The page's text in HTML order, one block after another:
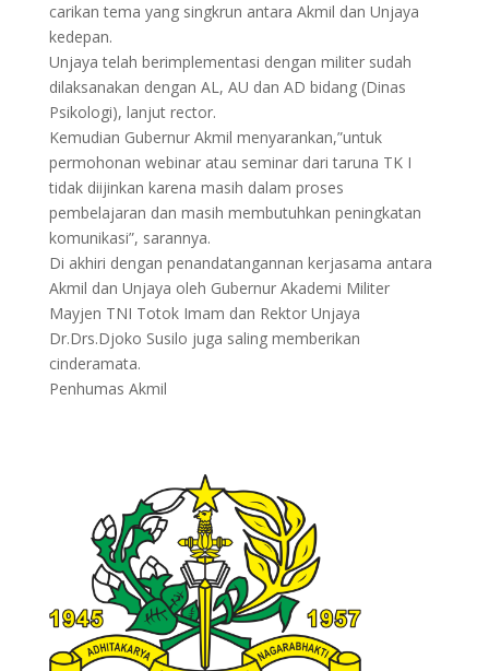
carikan tema yang singkrun antara Akmil dan Unjaya
kedepan.
Unjaya telah berimplementasi dengan militer sudah
dilaksanakan dengan AL, AU dan AD bidang (Dinas
Psikologi), lanjut rector.
Kemudian Gubernur Akmil menyarankan,”untuk
permohonan webinar atau seminar dari taruna TK I
tidak diijinkan karena masih dalam proses
pembelajaran dan masih membutuhkan peningkatan
komunikasi”, sarannya.
Di akhiri dengan penandatangannan kerjasama antara
Akmil dan Unjaya oleh Gubernur Akademi Militer
Mayjen TNI Totok Imam dan Rektor Unjaya
Dr.Drs.Djoko Susilo juga saling memberikan
cinderamata.
Penhumas Akmil